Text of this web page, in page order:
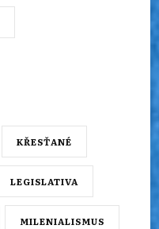
KŘESŤANÉ
LEGISLATIVA
MILENIALISMUS